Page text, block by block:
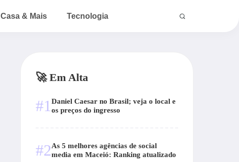
Casa & Mais Tecnologia
🚀 Em Alta
#1 Daniel Caesar no Brasil; veja o local e
os preços do ingresso
#2As 5 melhores agências de social
media em Maceió: Ranking atualizado